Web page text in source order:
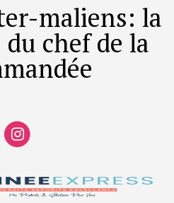
maliens: la
chef de la